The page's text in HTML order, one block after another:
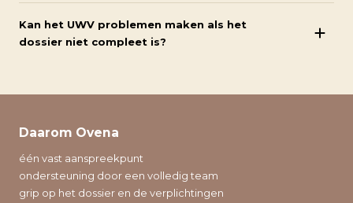
Kan het UWV problemen maken als het
dossier niet compleet is?
Daarom Ovena
één vast aanspreekpunt
ondersteuning door een volledig team
grip op het dossier en de verplichtingen